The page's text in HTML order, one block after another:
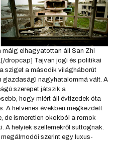
elhagyatottan áll San Zhi
dropcap] Tajvan jogi és politikai
sziget a második világháborút
gazdasági nagyhatalommá vált. A
szerepet játszik a
hogy miért áll évtizedek óta
A hetvenes években megkezdett
de ismeretlen okokból a romok
A helyiek szellemekről suttognak.
szerint egy luxus-